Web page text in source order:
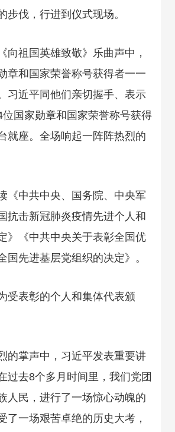
步伐，行进到仪式现场。
向祖国英雄致敬》乐曲声中，
章和国家荣誉称号获得者一一
习近平同他们亲切握手、表示
国家勋章和国家荣誉称号获得
就座。全场响起一阵阵热烈的
《中共中央、国务院、中央军
抗击新冠肺炎疫情先进个人和
》《中共中央关于表彰全国优
国先进基层党组织的决定》。
受表彰的个人和集体代表颁
的掌声中，习近平发表重要讲
过去8个多月时间里，我们党团
人民，进行了一场惊心动魄的
了一场艰苦卓绝的历史大考，